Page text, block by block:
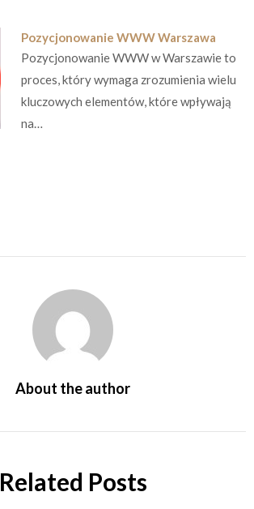
Pozycjonowanie WWW Warszawa
Pozycjonowanie WWW w Warszawie to
proces, który wymaga zrozumienia wielu
kluczowych elementów, które wpływają
na…
About the author
Related Posts